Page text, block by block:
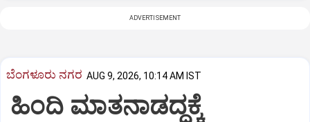
ADVERTISEMENT
ಬೆಂಗಳೂರು ನಗರ AUG 9, 2026, 10:14 AM IST
ಹಿಂದಿ ಮಾತನಾಡದ್ದಕ್ಕೆ